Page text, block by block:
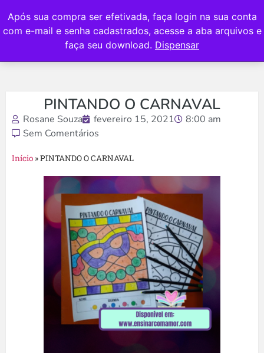
Após sua compra ser efetivada, faça login na sua conta
com e-mail e senha cadastrados, acesse a aba arquivos e
faça seu download. Dispensar
PINTANDO O CARNAVAL
Rosane Souza fevereiro 15, 2021
8:00 am
Sem Comentários
Início »PINTANDO O CARNAVAL